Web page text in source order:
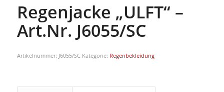
Regenjacke „ULFT“ –
Art.Nr. J6055/SC
Artikelnummer: J6055/SC Kategorie: Regenbekleidung